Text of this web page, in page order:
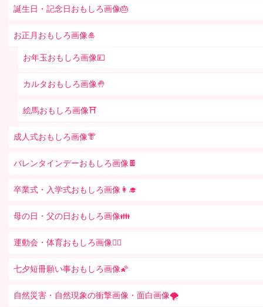
誕生日・記念日おもしろ画像🎂
お正月おもしろ画像🎍
お年玉おもしろ画像💴
カルタおもしろ画像🤚
絵馬おもしろ画像⛩
成人式おもしろ画像👘
バレンタインデーおもしろ画像🍫
卒業式・入学式おもしろ画像👩‍🎓
母の日・父の日おもしろ画像👪
運動会・体育おもしろ画像🤸‍♂️
七夕短冊願い事おもしろ画像🌠
自然災害・自然現象の衝撃画像・面白画像🌪